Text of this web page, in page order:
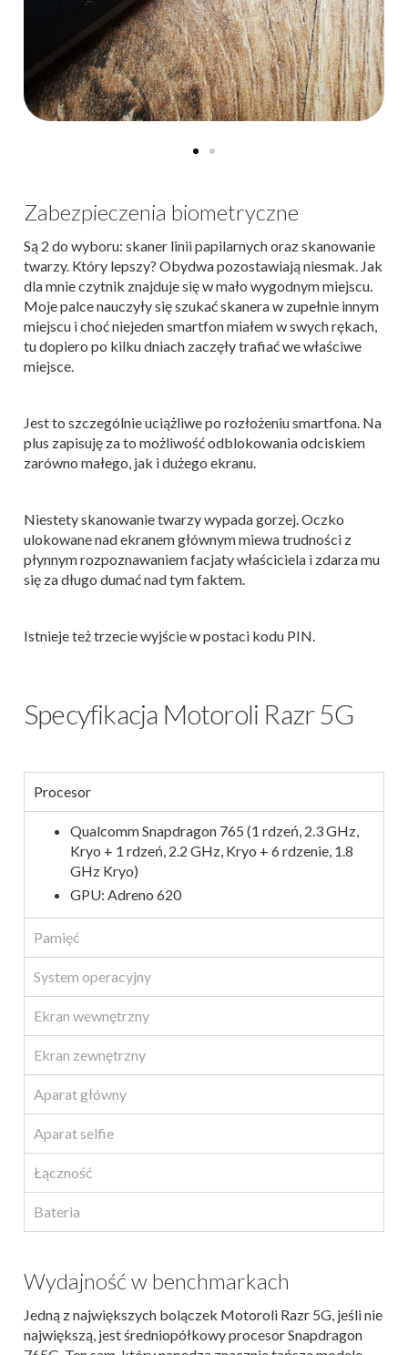
Zabezpieczenia biometryczne
Są 2 do wyboru: skaner linii papilarnych oraz skanowanie
twarzy. Który lepszy? Obydwa pozostawiają niesmak. Jak
dla mnie czytnik znajduje się w mało wygodnym miejscu.
Moje palce nauczyły się szukać skanera w zupełnie innym
miejscu i choć niejeden smartfon miałem w swych rękach,
tu dopiero po kilku dniach zaczęły trafiać we właściwe
miejsce.
Jest to szczególnie uciążliwe po rozłożeniu smartfona. Na
plus zapisuję za to możliwość odblokowania odciskiem
zarówno małego, jak i dużego ekranu.
Niestety skanowanie twarzy wypada gorzej. Oczko
ulokowane nad ekranem głównym miewa trudności z
płynnym rozpoznawaniem facjaty właściciela i zdarza mu
się za długo dumać nad tym faktem.
Istnieje też trzecie wyjście w postaci kodu PIN.
Specyfikacja Motoroli Razr 5G
Procesor
Qualcomm Snapdragon 765 (1 rdzeń, 2.3 GHz,
Kryo + 1 rdzeń, 2.2 GHz, Kryo + 6 rdzenie, 1.8
GHz Kryo)
GPU: Adreno 620
Pamięć
System operacyjny
Ekran wewnętrzny
Ekran zewnętrzny
Aparat główny
Aparat selfie
Łączność
Bateria
Wydajność w benchmarkach
Jedną z największych bolączek Motoroli Razr 5G, jeśli nie
największą, jest średniopółkowy procesor Snapdragon